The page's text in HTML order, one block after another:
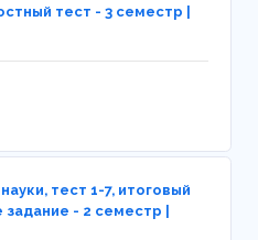
тест - 3 семестр |
тест 1-7, итоговый
- 2 семестр |